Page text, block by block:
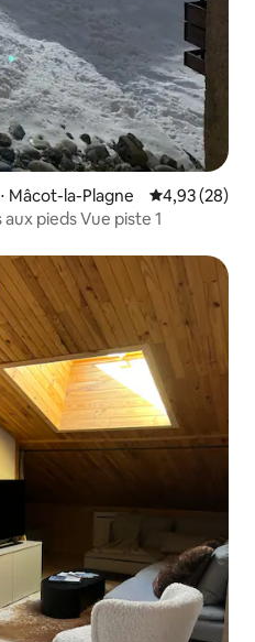
Mâcot-la-Plagne Évaluation
4,93 (28)
pieds Vue piste 1